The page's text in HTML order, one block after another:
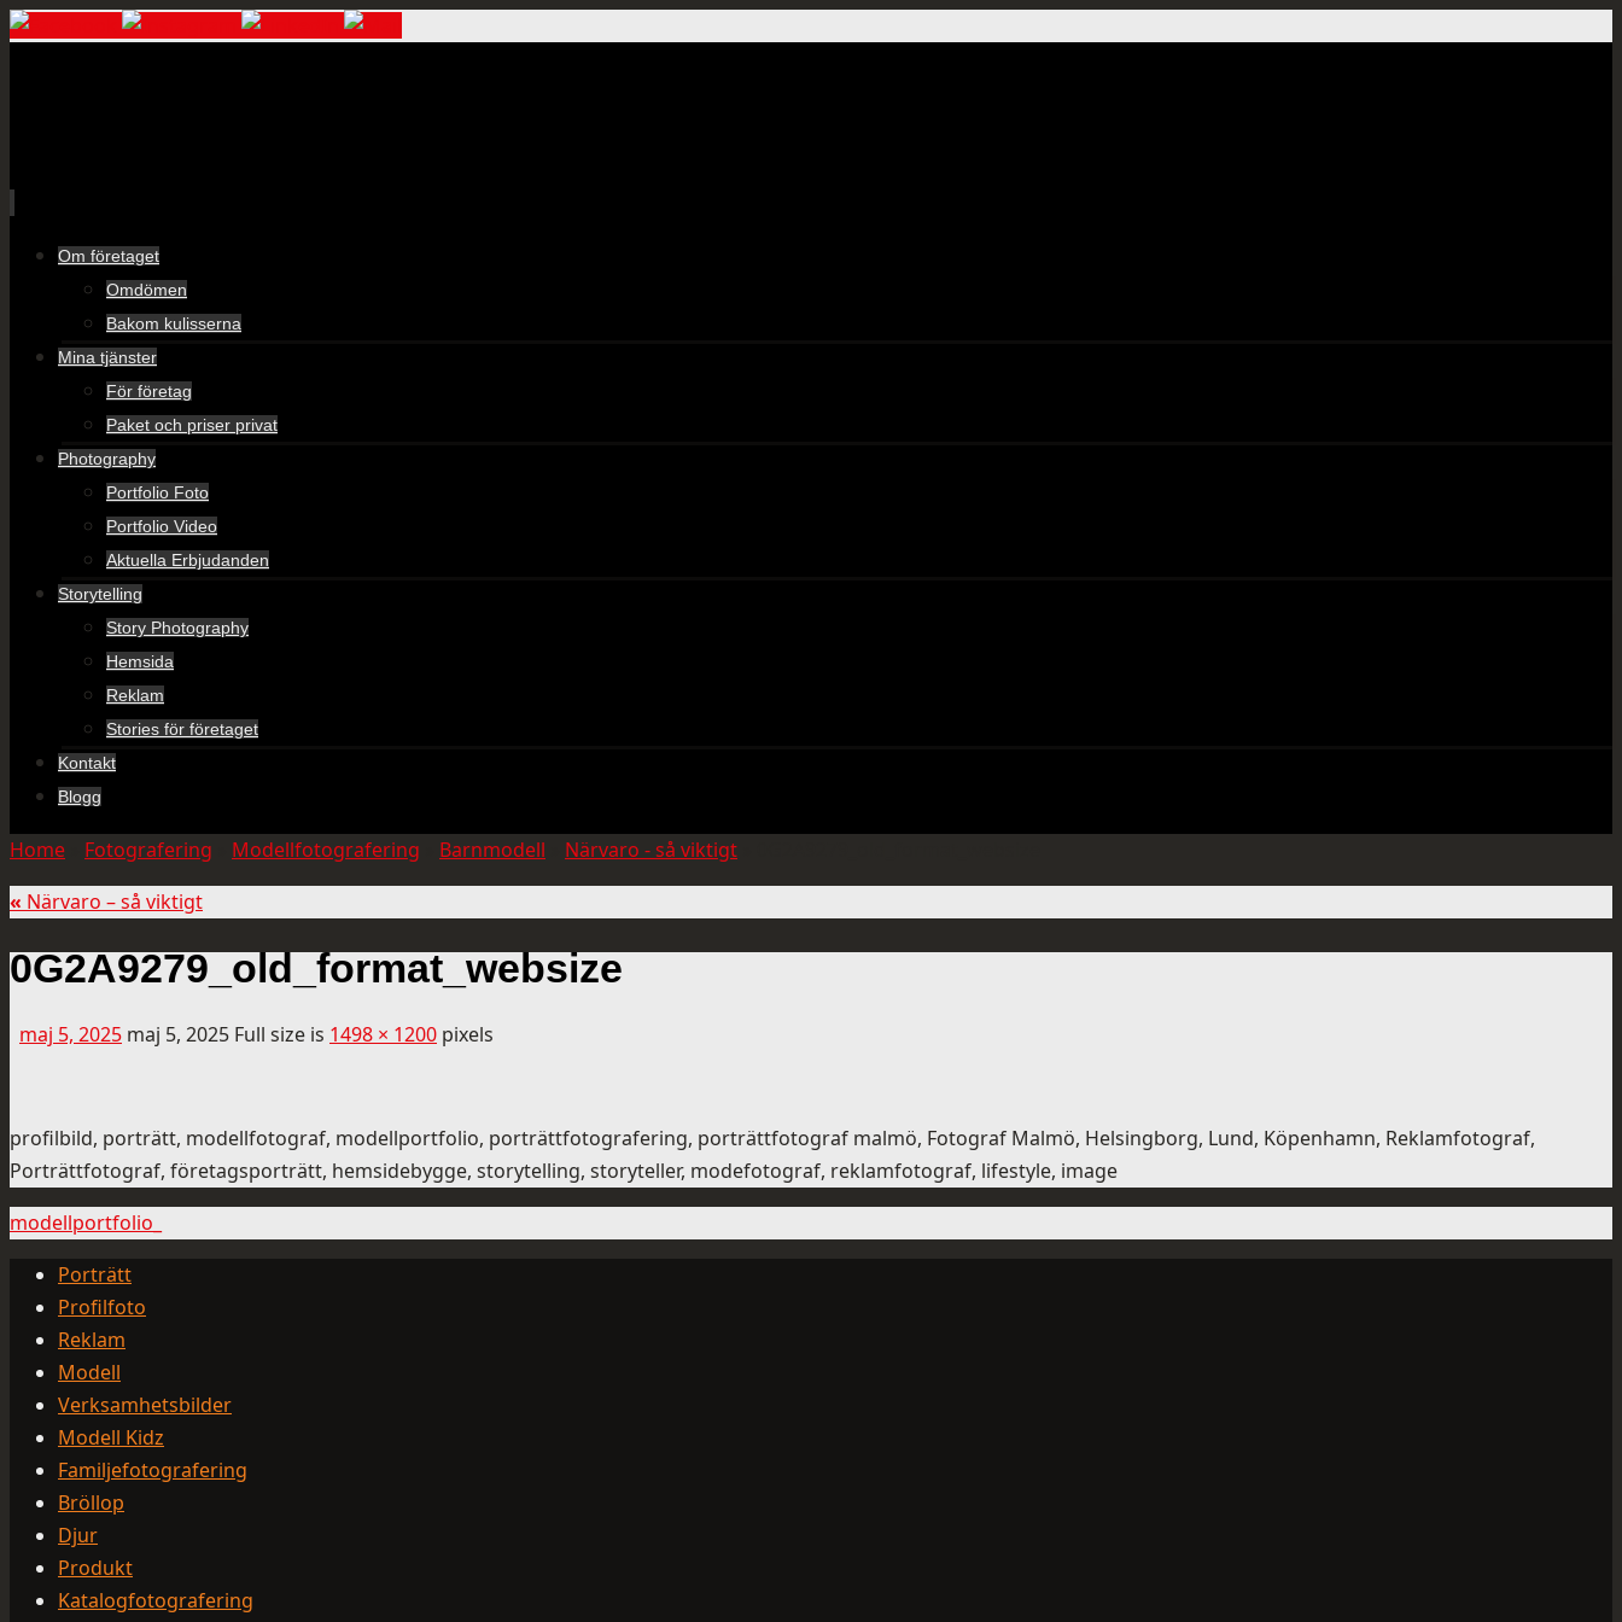
Skip
Om företaget
Omdömen
Bakom kulisserna
Mina tjänster
För företag
Paket och priser privat
Photography
Portfolio Foto
Portfolio Video
Aktuella Erbjudanden
Storytelling
Story Photography
Hemsida
Reklam
Stories för företaget
Kontakt
Blogg
Home Fotografering Modellfotografering Barnmodell Närvaro - så viktigt
« Närvaro – så viktigt
0G2A9279_old_format_websize
maj 5, 2025 maj 5, 2025 Full size is 1498 × 1200 pixels
profilbild, porträtt, modellfotograf, modellportfolio, porträttfotografering, porträttfotograf malmö, Fotograf Malmö, Helsingborg, Lund, Köpenhamn, Reklamfotograf,
Porträttfotograf, företagsporträtt, hemsidebygge, storytelling, storyteller, modefotograf, reklamfotograf, lifestyle, image
modellportfolio_
Porträtt
Profilfoto
Reklam
Modell
Verksamhetsbilder
Modell Kidz
Familjefotografering
Bröllop
Djur
Produkt
Katalogfotografering